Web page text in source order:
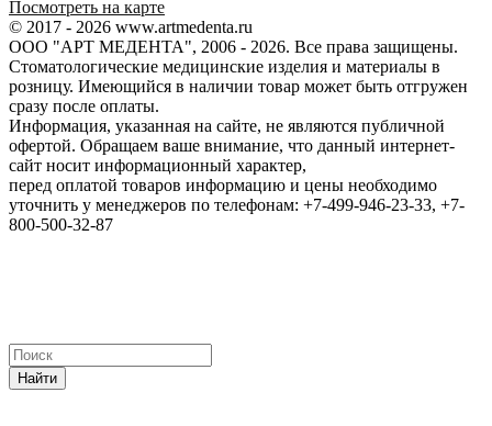
Посмотреть на карте
© 2017 - 2026 www.artmedenta.ru
ООО "АРТ МЕДЕНТА", 2006 - 2026. Все права защищены.
Стоматологические медицинские изделия и материалы в
розницу. Имеющийся в наличии товар может быть отгружен
сразу после оплаты.
Информация, указанная на сайте, не являются публичной
офертой. Обращаем ваше внимание, что данный интернет-
сайт носит информационный характер,
перед оплатой товаров информацию и цены необходимо
уточнить у менеджеров по телефонам: +7-499-946-23-33, +7-
800-500-32-87
Найти